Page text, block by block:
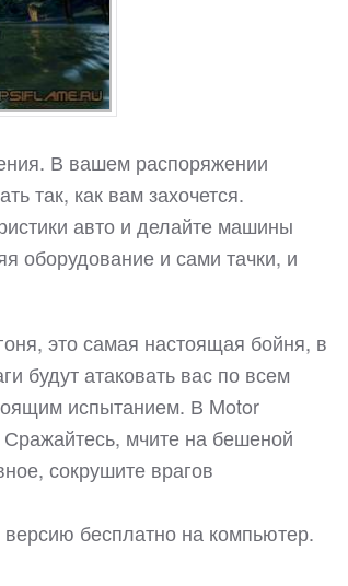
В вашем распоряжении
так, как вам захочется.
авто и делайте машины
оборудование и сами тачки, и
это самая настоящая бойня, в
будут атаковать вас по всем
испытанием. В Motor
мчите на бешеной
сокрушите врагов
бесплатно на компьютер.